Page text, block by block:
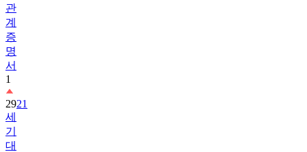
관
계
증
명
서
1
2921
세
기
대